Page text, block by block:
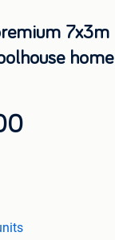
7x3m
home